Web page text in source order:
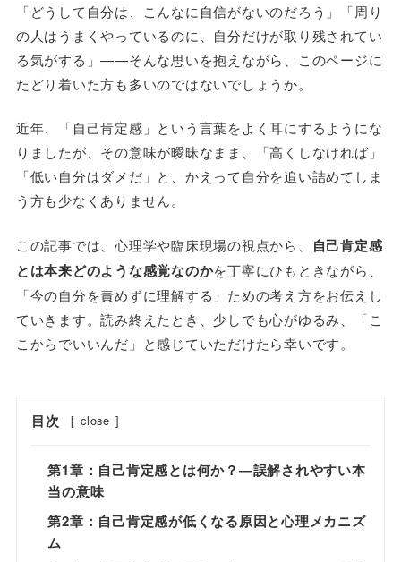
「どうして自分は、こんなに自信がないのだろう」「周り
の人はうまくやっているのに、自分だけが取り残されてい
る気がする」——そんな思いを抱えながら、このページに
たどり着いた方も多いのではないでしょうか。
近年、「自己肯定感」という言葉をよく耳にするようにな
りましたが、その意味が曖昧なまま、「高くしなければ」
「低い自分はダメだ」と、かえって自分を追い詰めてしま
う方も少なくありません。
この記事では、心理学や臨床現場の視点から、
自己肯定感
とは本来どのような感覚なのかを丁寧にひもときながら、
「今の自分を責めずに理解する」ための考え方をお伝えし
ていきます。読み終えたとき、少しでも心がゆるみ、「こ
こからでいいんだ」と感じていただけたら幸いです。
目次 [ close ]
第1章：自己肯定感とは何か？―誤解されやすい本
当の意味
第2章：自己肯定感が低くなる原因と心理メカニズ
ム